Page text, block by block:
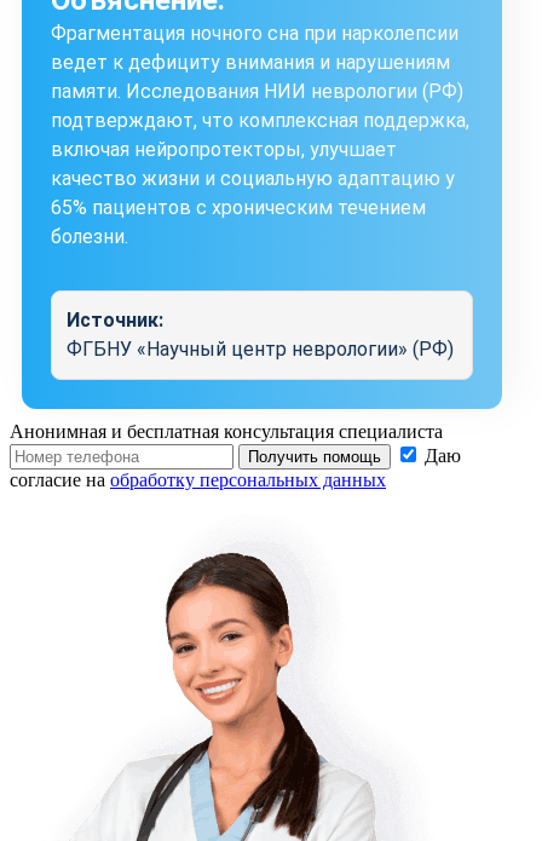
Фрагментация ночного сна при нарколепсии
ведет к дефициту внимания и нарушениям
памяти. Исследования НИИ неврологии (РФ)
подтверждают, что комплексная поддержка,
включая нейропротекторы, улучшает
качество жизни и социальную адаптацию у
65% пациентов с хроническим течением
болезни.
Источник:
ФГБНУ «Научный центр неврологии» (РФ)
Анонимная и бесплатная консультация специалиста
Получить помощь
Даю
согласие на обработку персональных данных